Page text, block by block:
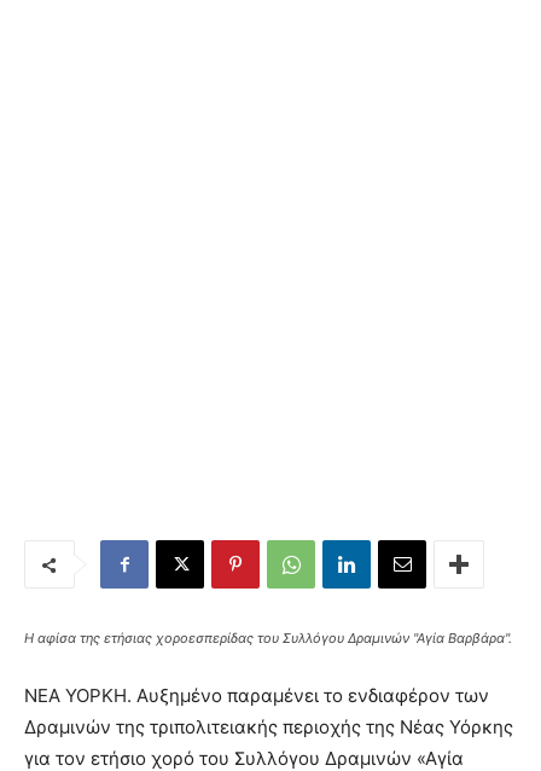
Η αφίσα της ετήσιας χοροεσπερίδας του Συλλόγου Δραμινών "Αγία Βαρβάρα".
ΝΕΑ ΥΟΡΚΗ. Αυξημένο παραμένει το ενδιαφέρον των
Δραμινών της τριπολιτειακής περιοχής της Νέας Υόρκης
για τον ετήσιο χορό του Συλλόγου Δραμινών «Αγία